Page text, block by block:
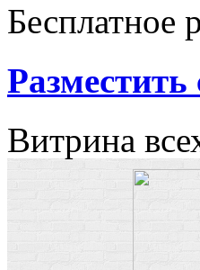
Бесплатное
Витрина